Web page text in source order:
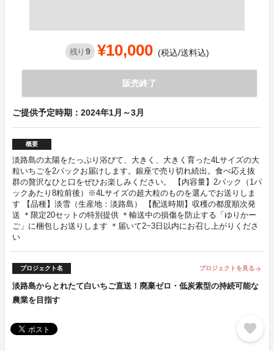
残り 9 ¥10,000 (税込/送料込)
販売終了
ご提供予定時期：2024年1月～3月
概要
淡路島の太陽をたっぷり浴びて、大きく、大きく育った4Lサイズの大
粒いちごを2パックお届けします。銀座で売り切れ続出。食べ応え抜
群の贅沢なひと口をぜひお楽しみください。 【内容量】2パック（1パ
ックあたり8粒前後）※4Lサイズの超大粒のものを選んでお送りしま
す 【品種】淡雪（生産地：淡路島） 【配送時期】収穫の都度順次発
送 ＊限定20セットの特別提供 ＊輸送中の損傷を防止する「ゆりかー
ご」に梱包しお送りします ＊届いて2~3日以内にお召し上がりくださ
い
プロジェクト名 プロジェクトを見る arrow_forward
淡路島からとれたて白いちご直送！廃棄ゼロ・低炭素型の持続可能な
農業を目指す
favorite